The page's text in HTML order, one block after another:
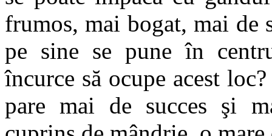
frumos, mai bogat, mai de
pe sine se pune în
încurce să ocupe acest
pare mai de succes şi